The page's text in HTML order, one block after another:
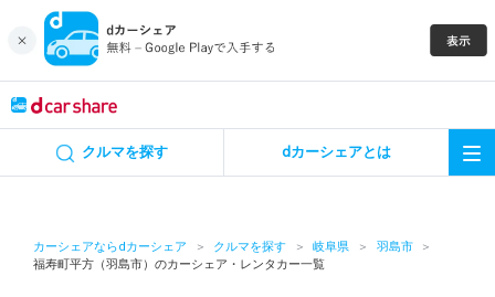
クルマを探す dカーシェアとは
カーシェアならdカーシェア クルマを探す 岐阜県
羽島市
福寿町平方（羽島市）のカーシェア・レンタカー一覧
カーシェア